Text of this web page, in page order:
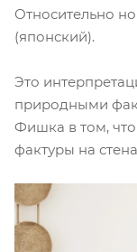
Относительно
(японский).
Это
природными
Фишка в том,
фактуры на